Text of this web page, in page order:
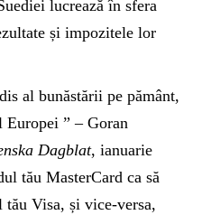
lucrează în sfera
și impozitele lor
al bunăstării pe pământ,
Europei ” – Goran
Dagblat, ianuarie
tău MasterCard ca să
tău Visa, și vice-versa,